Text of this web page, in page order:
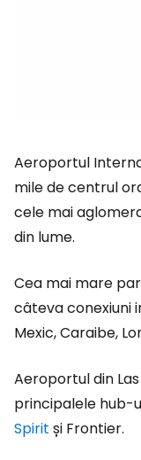
Aeroportul
mile de centrul
cele mai
din lume.
Cea mai mare
câteva conexiuni
Mexic, Caraibe,
Aeroportul din
principalele hub-
Spirit și Frontier.